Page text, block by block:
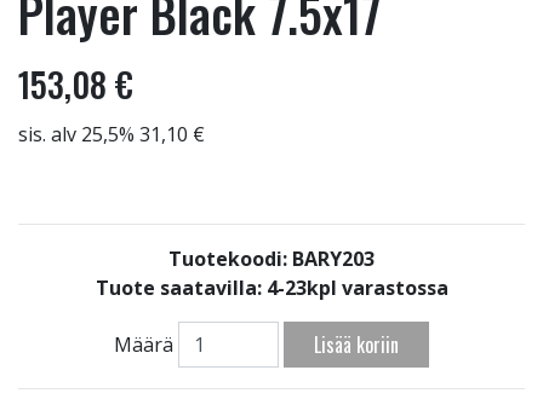
153,08 €
sis. alv 25,5% 31,10 €
Tuotekoodi: BARY203
Tuote saatavilla: 4-23kpl varastossa
Määrä Lisää koriin